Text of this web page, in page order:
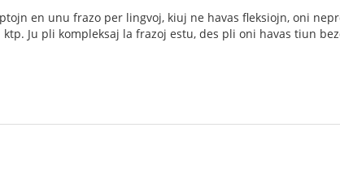
en unu frazo per lingvoj, kiuj ne havas fleksiojn, oni
Ju pli kompleksaj la frazoj estu, des pli oni havas tiun